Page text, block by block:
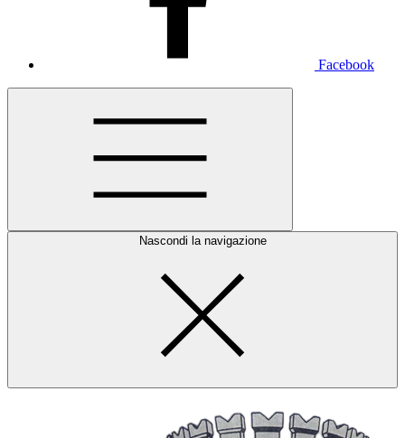
Facebook
Nascondi la navigazione